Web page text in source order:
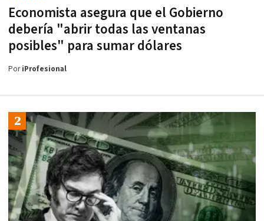
Economista asegura que el Gobierno
debería "abrir todas las ventanas
posibles" para sumar dólares
PoriProfesional